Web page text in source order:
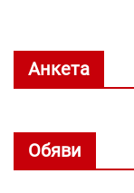
Анкета
Обяви